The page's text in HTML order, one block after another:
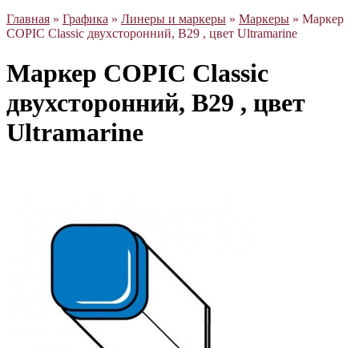
Главная » Графика » Линеры и маркеры » Маркеры » Маркер
COPIC Classic двухсторонний, B29 , цвет Ultramarine
Маркер COPIC Classic
двухсторонний, B29 , цвет
Ultramarine